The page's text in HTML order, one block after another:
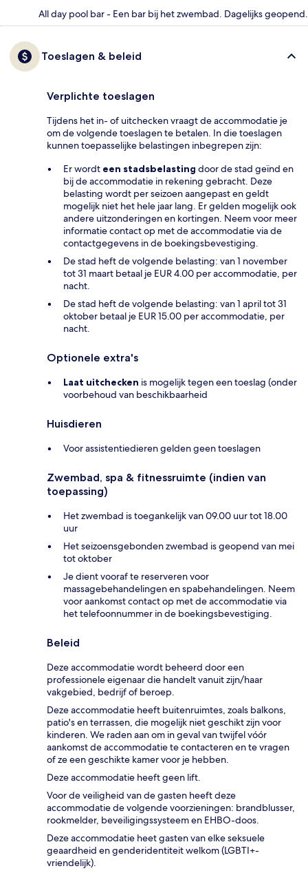
All day pool bar - Een bar bij het zwembad. Dagelijks geopend.
Toeslagen & beleid
Verplichte toeslagen
Tijdens het in- of uitchecken vraagt de accommodatie je
om de volgende toeslagen te betalen. In die toeslagen
kunnen toepasselijke belastingen inbegrepen zijn:
Er wordt een stadsbelasting door de stad geïnd en
bij de accommodatie in rekening gebracht. Deze
belasting wordt per seizoen aangepast en geldt
mogelijk niet het hele jaar lang. Er gelden mogelijk ook
andere uitzonderingen en kortingen. Neem voor meer
informatie contact op met de accommodatie via de
contactgegevens in de boekingsbevestiging.
De stad heft de volgende belasting: van 1 november
tot 31 maart betaal je EUR 4.00 per accommodatie, per
nacht.
De stad heft de volgende belasting: van 1 april tot 31
oktober betaal je EUR 15.00 per accommodatie, per
nacht.
Optionele extra's
Laat uitchecken is mogelijk tegen een toeslag (onder
voorbehoud van beschikbaarheid
Huisdieren
Voor assistentiedieren gelden geen toeslagen
Zwembad, spa & fitnessruimte (indien van
toepassing)
Het zwembad is toegankelijk van 09.00 uur tot 18.00
uur
Het seizoensgebonden zwembad is geopend van mei
tot oktober
Je dient vooraf te reserveren voor
massagebehandelingen en spabehandelingen. Neem
voor aankomst contact op met de accommodatie via
het telefoonnummer in de boekingsbevestiging.
Beleid
Deze accommodatie wordt beheerd door een
professionele eigenaar die handelt vanuit zijn/haar
vakgebied, bedrijf of beroep.
Deze accommodatie heeft buitenruimtes, zoals balkons,
patio's en terrassen, die mogelijk niet geschikt zijn voor
kinderen. We raden aan om in geval van twijfel vóór
aankomst de accommodatie te contacteren en te vragen
of ze een geschikte kamer voor je hebben.
Deze accommodatie heeft geen lift.
Voor de veiligheid van de gasten heeft deze
accommodatie de volgende voorzieningen: brandblusser,
rookmelder, beveiligingssysteem en EHBO-doos.
Deze accommodatie heet gasten van elke seksuele
geaardheid en genderidentiteit welkom (LGBTI+-
vriendelijk).